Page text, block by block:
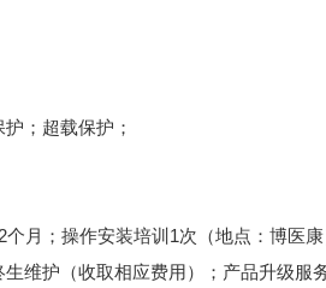
；超载保护；
个月；操作安装培训1次（地点：博医
生维护（收取相应费用）；产品升级服